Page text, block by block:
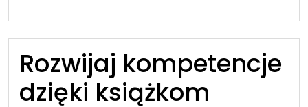
Rozwijaj kompetencje
dzięki książkom